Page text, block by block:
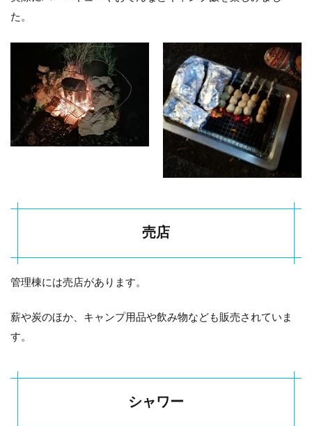
できま
すか？
1.7.3
富士山
は見え
ます
か？
た。
売店
管理棟には売店があります。
薪や炭のほか、キャンプ用品や飲み物なども販売されていま
す。
シャワー